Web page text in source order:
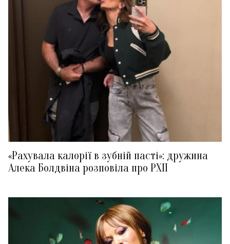
«Рахувала калорії в зубній пасті»: дружина
Алека Болдвіна розповіла про РХП